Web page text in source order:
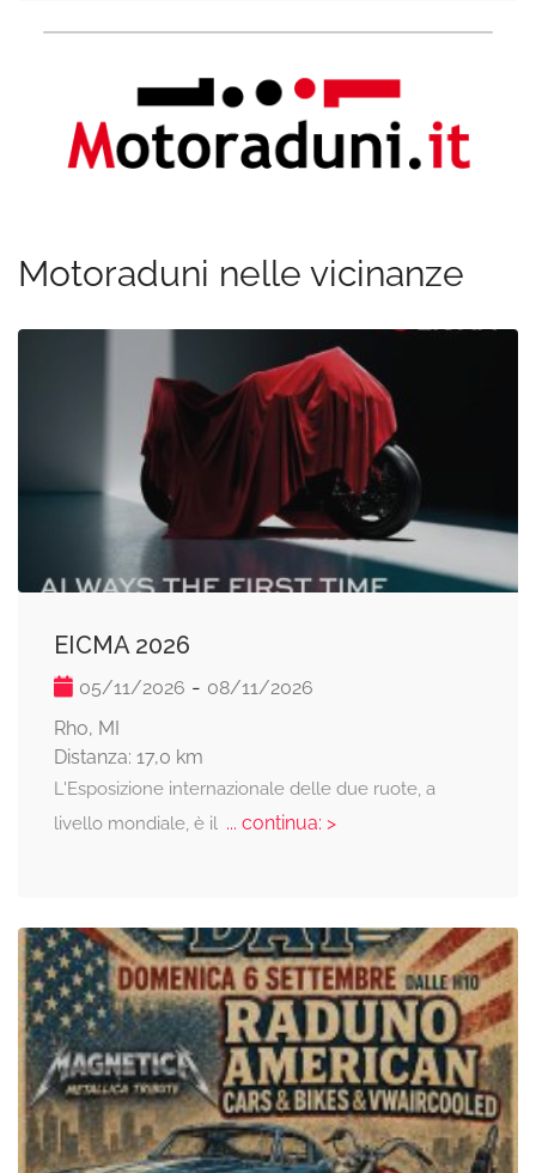
Motoraduni nelle vicinanze
EICMA 2026
05/11/2026 - 08/11/2026
Rho, MI
Distanza: 17,0 km
L'Esposizione internazionale delle due ruote, a
livello mondiale, è il... continua: >